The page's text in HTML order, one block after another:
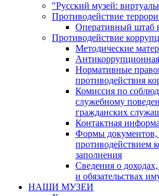
"Русский музей:
Противодействие
Оперативный штаб
Противодействие
Методические
Антикоррупционная
Нормативные
противодействия
Комиссия по
служебному
гражданских
Контактная
Формы документов,
противодействием
заполнения
Сведения о
и обязательствах
НАШИ МУЗЕИ